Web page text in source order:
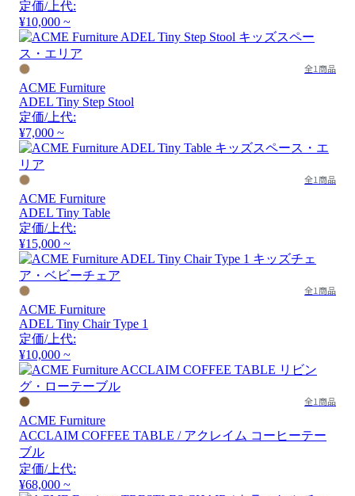
定価/上代:
¥10,000 ~
全1商品
ACME Furniture
ADEL Tiny Step Stool
定価/上代:
¥7,000 ~
全1商品
ACME Furniture
ADEL Tiny Table
定価/上代:
¥15,000 ~
全1商品
ACME Furniture
ADEL Tiny Chair Type 1
定価/上代:
¥10,000 ~
全1商品
ACME Furniture
ACCLAIM COFFEE TABLE / アクレイム コーヒーテー
ブル
定価/上代:
¥68,000 ~